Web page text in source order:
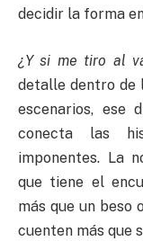
decidir la forma
¿Y si me tiro al
detalle dentro de
escenarios, ese
conecta las
imponentes. La
que tiene el
más que un beso
cuenten más que